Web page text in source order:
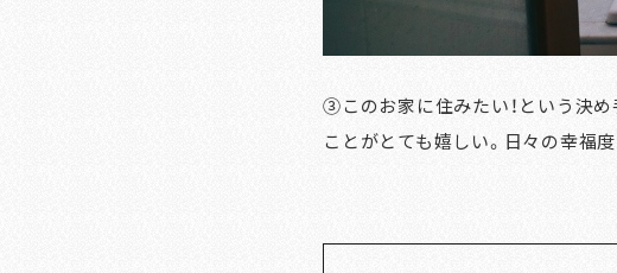
③このお家に住みたい！という決
ことがとても嬉しい。日々の幸福